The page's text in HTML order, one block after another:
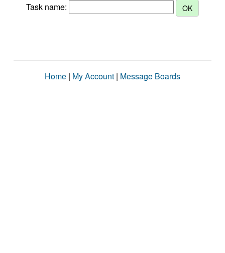
Task name:
Home | My Account | Message Boards